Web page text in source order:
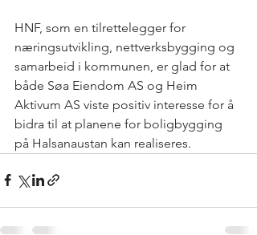
HNF, som en tilrettelegger for
næringsutvikling, nettverksbygging og
samarbeid i kommunen, er glad for at
både Søa Eiendom AS og Heim
Aktivum AS viste positiv interesse for å
bidra til at planene for boligbygging
på Halsanaustan kan realiseres.